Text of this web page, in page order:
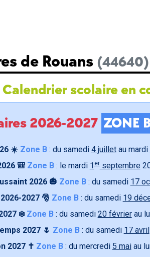
de Rouans (44640)
Calendrier scolaire en
2026-2027 ZONE B
☀️ Zone B: du samedi 4 juilletau mardi
🎒 Zone B: le mardi 1erseptembre
2026 🎃 Zone B: du samedi 17
2027 🎅 Zone B: du samedi 19
❄️ Zone B: du samedi 20 févrierau
2027 🌷 Zone B: du samedi 17 avril
2027 ✝️ Zone B: du mercredi 5 maiau